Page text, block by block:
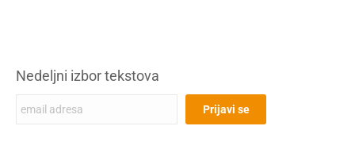
Nedeljni izbor tekstova